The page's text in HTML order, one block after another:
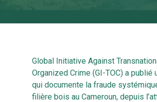
Global Initiative Against
Organized Crime (GI-TOC) a publié
qui documente la fraude
filière bois au Cameroun, depuis